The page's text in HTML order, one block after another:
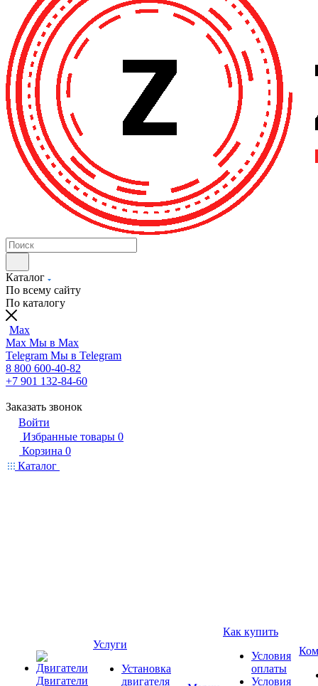
Каталог
По всему сайту
По каталогу
Max
Max Мы в Max
Telegram Мы в Telegram
8 800 600-40-82
+7 901 132-84-60
Заказать звонок
Войти
Избранные товары 0
Корзина 0
Каталог
Двигатели
Услуги
Установка
двигателя
Как купить
Условия
оплаты
Условия